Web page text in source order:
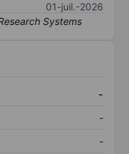
01-juil.-2026
-
-
-